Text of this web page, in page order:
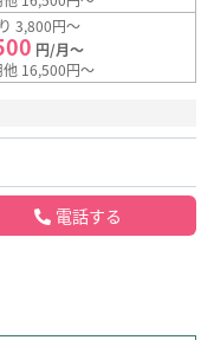
3,800円～
円/月～
16,500円～
電話する